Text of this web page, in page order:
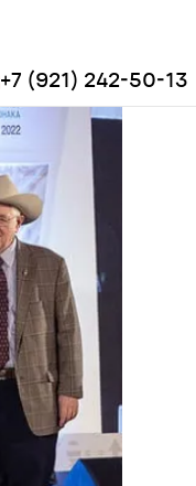
+7 (921) 242-50-13